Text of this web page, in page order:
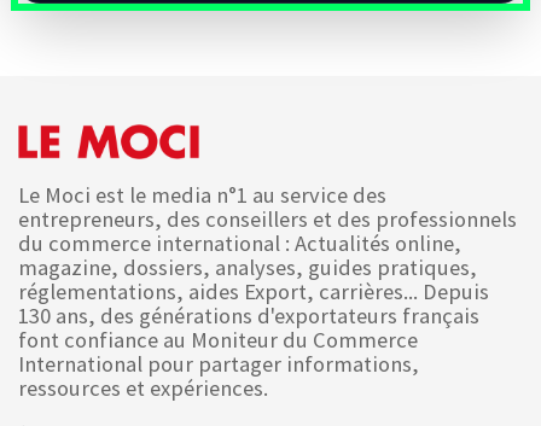
Le Moci est le media n°1 au service des
entrepreneurs, des conseillers et des professionnels
du commerce international : Actualités online,
magazine, dossiers, analyses, guides pratiques,
réglementations, aides Export, carrières... Depuis
130 ans, des générations d'exportateurs français
font confiance au Moniteur du Commerce
International pour partager informations,
ressources et expériences.